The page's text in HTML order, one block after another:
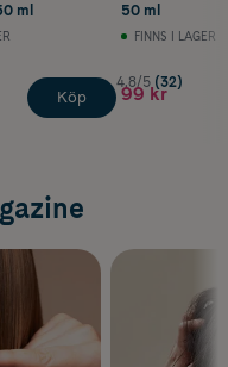
ml
Köp
50 ml
FINNS I LAGER
4.8/5 (32)
99 kr